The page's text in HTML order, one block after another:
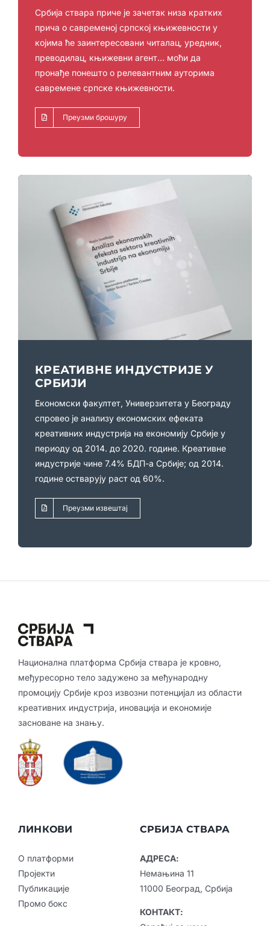
Србија ствара приче је зачетак низа кратких
прича о савременој српској књижевности у
којима ће заинтересовани читалац, уредник,
преводилац, књижевни агент… моћи да
пронађе понешто о релевантним ауторима
савремене српске књижевности.
Преузми брошуру
КРЕАТИВНЕ ИНДУСТРИЈЕ У
СРБИЈИ
Економски факултет, Универзитета у Београду
спровео је анализу економских ефеката
креативних индустрија на економију Србије у
периоду од 2014. до 2020. године. Креативне
индустрије чине 7.4% БДП-а Србије; од 2014.
године остварују раст од 60%.
Преузми извештај
Национална платформа Србија ствара је кровно,
међуресорно тело задужено за међународну
промоцију Србије кроз извозни потенцијал из области
креативних индустрија, иновација и економије
засноване на знању.
ЛИНКОВИ
О платформи
Пројекти
Публикације
Промо бокс
СРБИЈА СТВАРА
АДРЕСА:
Немањина 11
11000 Београд, Србија
КОНТАКТ: